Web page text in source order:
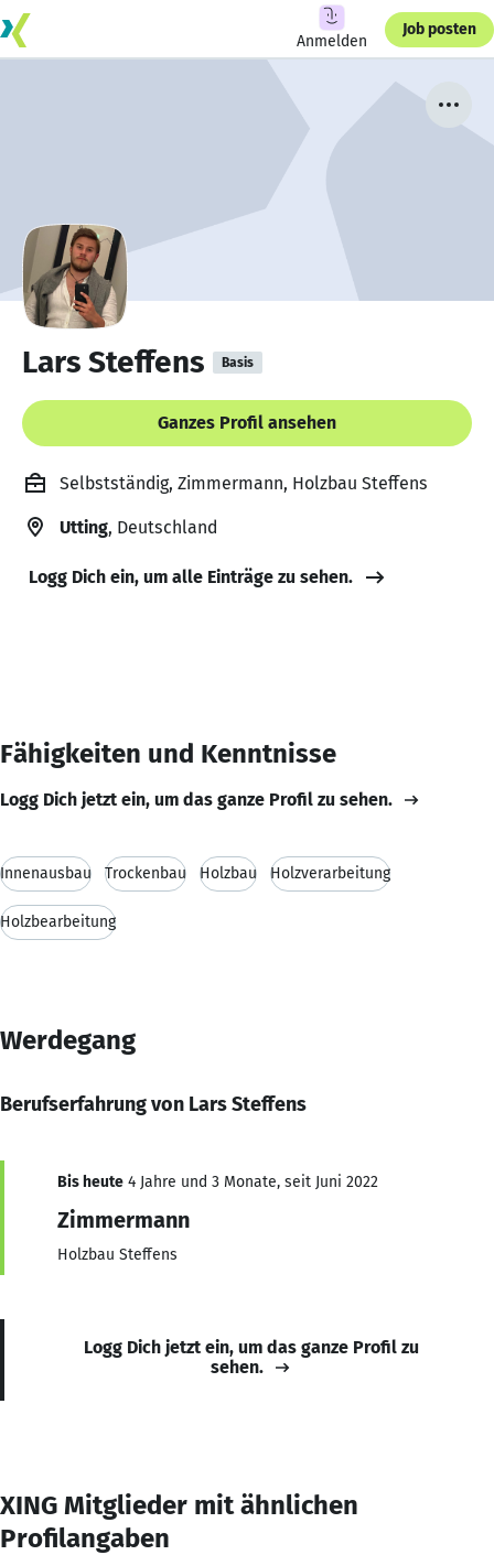
Anmelden
Job posten
Lars Steffens Basis
Ganzes Profil ansehen
Selbstständig, Zimmermann, Holzbau Steffens
Utting, Deutschland
Logg Dich ein, um alle Einträge zu sehen.
Fähigkeiten und Kenntnisse
Logg Dich jetzt ein, um das ganze Profil zu sehen.
Innenausbau Trockenbau Holzbau Holzverarbeitung
Holzbearbeitung
Werdegang
Berufserfahrung von Lars Steffens
Bis heute 4 Jahre und 3 Monate, seit Juni 2022
Zimmermann
Holzbau Steffens
Logg Dich jetzt ein, um das ganze Profil zu
sehen.
XING Mitglieder mit ähnlichen
Profilangaben